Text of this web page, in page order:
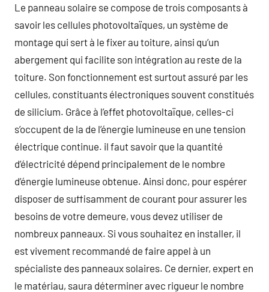
Le panneau solaire se compose de trois composants à
savoir les cellules photovoltaïques, un système de
montage qui sert à le fixer au toiture, ainsi qu’un
abergement qui facilite son intégration au reste de la
toiture. Son fonctionnement est surtout assuré par les
cellules, constituants électroniques souvent constitués
de silicium. Grâce à l’effet photovoltaïque, celles-ci
s’occupent de la de l’énergie lumineuse en une tension
électrique continue. il faut savoir que la quantité
d’électricité dépend principalement de le nombre
d’énergie lumineuse obtenue. Ainsi donc, pour espérer
disposer de suffisamment de courant pour assurer les
besoins de votre demeure, vous devez utiliser de
nombreux panneaux. Si vous souhaitez en installer, il
est vivement recommandé de faire appel à un
spécialiste des panneaux solaires. Ce dernier, expert en
le matériau, saura déterminer avec rigueur le nombre